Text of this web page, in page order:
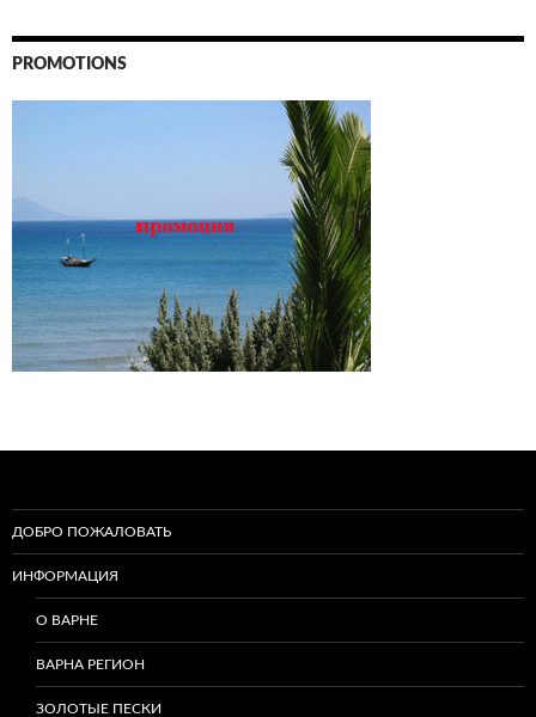
PROMOTIONS
ДОБРО ПОЖАЛОВАТЬ
ИНФОРМАЦИЯ
О ВАРНЕ
ВАРНА РЕГИОН
ЗОЛОТЫЕ ПЕСКИ